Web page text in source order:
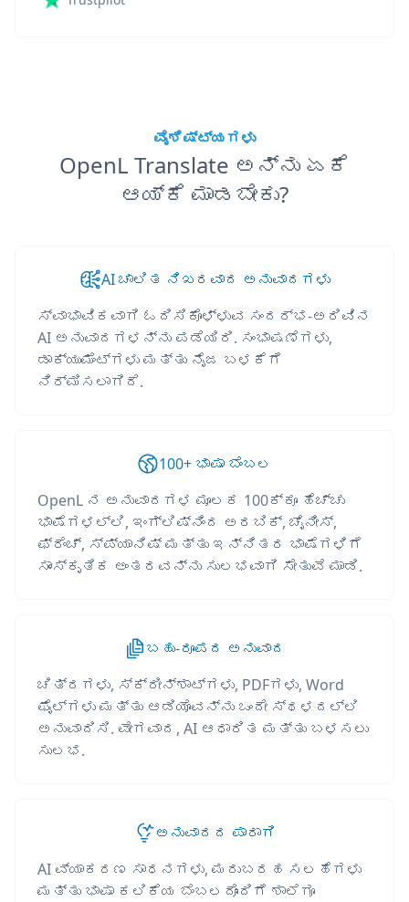
ವೈಶಿಷ್ಟ್ಯಗಳು
OpenL Translate ಅನ್ನು ಏಕೆ
ಆಯ್ಕೆ ಮಾಡಬೇಕು?
AI ಚಾಲಿತ ನಿಖರವಾದ ಅನುವಾದಗಳು
ಸ್ವಾಭಾವಿಕವಾಗಿ ಓದಿಸಿಕೊಳ್ಳುವ ಸಂದರ್ಭ-ಅರಿವಿನ
AI ಅನುವಾದಗಳನ್ನು ಪಡೆಯಿರಿ. ಸಂಭಾಷಣೆಗಳು,
ಡಾಕ್ಯುಮೆಂಟ್‌ಗಳು ಮತ್ತು ನೈಜ ಬಳಕೆಗೆ
ನಿರ್ಮಿಸಲಾಗಿದೆ.
100+ ಭಾಷಾ ಬೆಂಬಲ
OpenL ನ ಅನುವಾದಗಳ ಮೂಲಕ 100ಕ್ಕೂ ಹೆಚ್ಚು
ಭಾಷೆಗಳಲ್ಲಿ, ಇಂಗ್ಲಿಷ್‌ನಿಂದ ಅರಬಿಕ್, ಚೈನೀಸ್,
ಫ್ರೆಂಚ್, ಸ್ಪ್ಯಾನಿಷ್ ಮತ್ತು ಇನ್ನಿತರ ಭಾಷೆಗಳಿಗೆ
ಸಾಂಸ್ಕೃತಿಕ ಅಂತರವನ್ನು ಸುಲಭವಾಗಿ ಸೇತುವೆ ಮಾಡಿ.
ಬಹು-ರೂಪದ ಅನುವಾದ
ಚಿತ್ರಗಳು, ಸ್ಕ್ರೀನ್‌ಶಾಟ್‌ಗಳು, PDFಗಳು, Word
ಫೈಲ್‌ಗಳು ಮತ್ತು ಆಡಿಯೊವನ್ನು ಒಂದೇ ಸ್ಥಳದಲ್ಲಿ
ಅನುವಾದಿಸಿ. ವೇಗವಾದ, AI ಆಧಾರಿತ ಮತ್ತು ಬಳಸಲು
ಸುಲಭ.
ಅನುವಾದದ ಪಾರಾಗಿ
AI ವ್ಯಾಕರಣ ಸಾಧನಗಳು, ಮರುಬರಹ ಸಲಹೆಗಳು
ಮತ್ತು ಭಾಷಾ ಕಲಿಕೆಯ ಬೆಂಬಲದೊಂದಿಗೆ ಶಾಲೆಗೂ